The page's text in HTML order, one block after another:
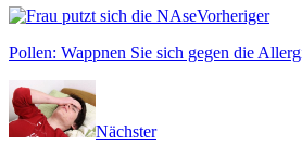
Vorheriger
Pollen: Wappnen Sie sich gegen die
Nächster